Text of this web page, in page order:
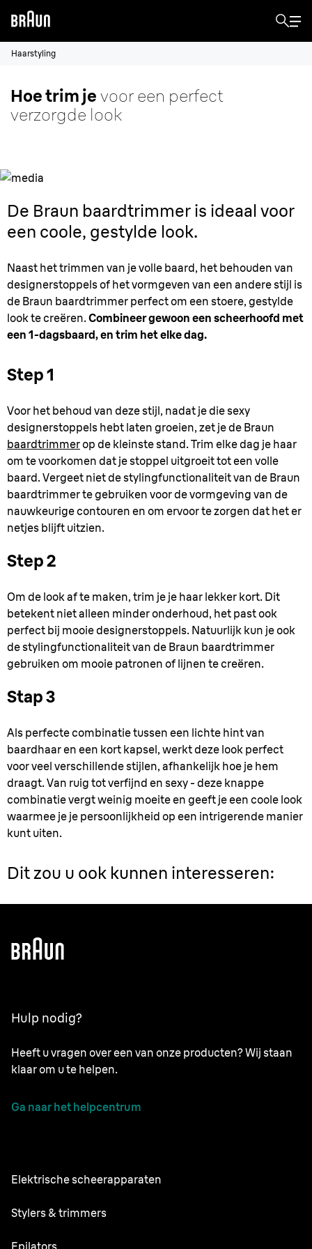
Haarstyling
Hoe trim je voor een perfect
verzorgde look
De Braun baardtrimmer is ideaal voor
een coole, gestylde look.
Naast het trimmen van je volle baard, het behouden van
designerstoppels of het vormgeven van een andere stijl is
de Braun baardtrimmer perfect om een stoere, gestylde
look te creëren.Combineer gewoon een scheerhoofd met
een 1-dagsbaard, en trim het elke dag.
Step 1
Voor het behoud van deze stijl, nadat je die sexy
designerstoppels hebt laten groeien, zet je de Braun
baardtrimmerop de kleinste stand. Trim elke dag je haar
om te voorkomen dat je stoppel uitgroeit tot een volle
baard. Vergeet niet de stylingfunctionaliteit van de Braun
baardtrimmer te gebruiken voor de vormgeving van de
nauwkeurige contouren en om ervoor te zorgen dat het er
netjes blijft uitzien.
Step 2
Om de look af te maken, trim je je haar lekker kort. Dit
betekent niet alleen minder onderhoud, het past ook
perfect bij mooie designerstoppels. Natuurlijk kun je ook
de stylingfunctionaliteit van de Braun baardtrimmer
gebruiken om mooie patronen of lijnen te creëren.
Stap 3
Als perfecte combinatie tussen een lichte hint van
baardhaar en een kort kapsel, werkt deze look perfect
voor veel verschillende stijlen, afhankelijk hoe je hem
draagt. Van ruig tot verfijnd en sexy - deze knappe
combinatie vergt weinig moeite en geeft je een coole look
waarmee je je persoonlijkheid op een intrigerende manier
kunt uiten.
Dit zou u ook kunnen interesseren:
Hulp nodig?
Heeft u vragen over een van onze producten? Wij staan
klaar om u te helpen.
Ga naar het helpcentrum
Elektrische scheerapparaten
NEVO
Stylers & trimmers
Baardtrimmer
Epilators